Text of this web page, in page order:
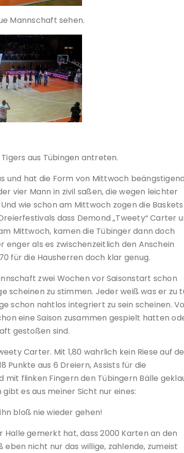
Mannschaft sehen.
aus Tübingen antreten.
und hat die Form von Mittwoch beängstigend
vier Mann in zivil saßen, die wegen leichter
wie schon am Mittwoch zogen die Baskets
dass Demond „Tweety“ Carter
Mittwoch, kamen die Tübinger dann doch
als es zwischenzeitlich den Anschein
für die Hausherren doch klar genug.
zwei Wochen vor Saisonstart schon
scheinen zu stimmen. Jeder weiß was er zu
schon nahtlos integriert zu sein scheinen.
eine Saison zusammen gespielt hatten
gestoßen sind.
Carter. Mit 1,80 wahrlich kein Riese auf
Punkte aus 6 Dreiern, Assists für die
flinken Fingern den Tübingern Bälle
es aus meiner Sicht nur eines:
bloß nie wieder gehen!
Halle gemerkt hat, dass 2000 Karten an den
nicht nur das willige, zahlende, zumeist